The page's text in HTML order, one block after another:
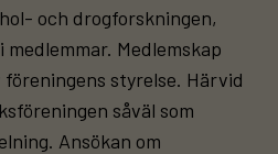
och drogforskningen,
Medlemskap
styrelse. Härvid
såväl som
Ansökan om